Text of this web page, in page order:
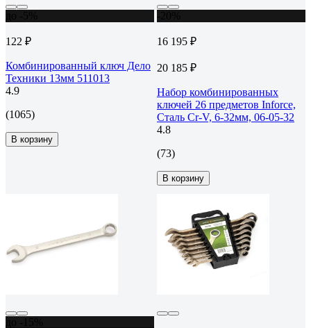
122 ₽
Комбинированный ключ Дело
Техники 13мм 511013
4.9
(1065)
В корзину
16 195 ₽
20 185 ₽
Набор комбинированных
ключей 26 предметов Inforce,
Сталь Cr-V, 6-32мм, 06-05-32
4.8
(73)
В корзину